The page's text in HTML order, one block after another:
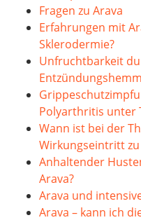
Fragen zu Arava
Erfahrungen mit
Sklerodermie?
Unfruchtbarkeit
Polyarthritis unter
Wann ist bei der
Wirkungseintritt
Anhaltender
Arava?
Arava und
Arava – kann ich